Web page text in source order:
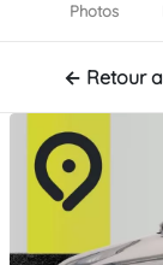
Photos
← Retour